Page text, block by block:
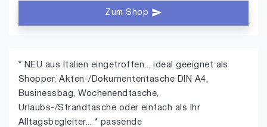
Zum Shop
* NEU aus Italien eingetroffen... ideal geeignet als
Shopper, Akten-/Dokumententasche DIN A4,
Businessbag, Wochenendtasche,
Urlaubs-/Strandtasche oder einfach als Ihr
Alltagsbegleiter... * passende